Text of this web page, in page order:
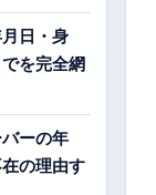
日・身
を完全網
ーの年
の理由す